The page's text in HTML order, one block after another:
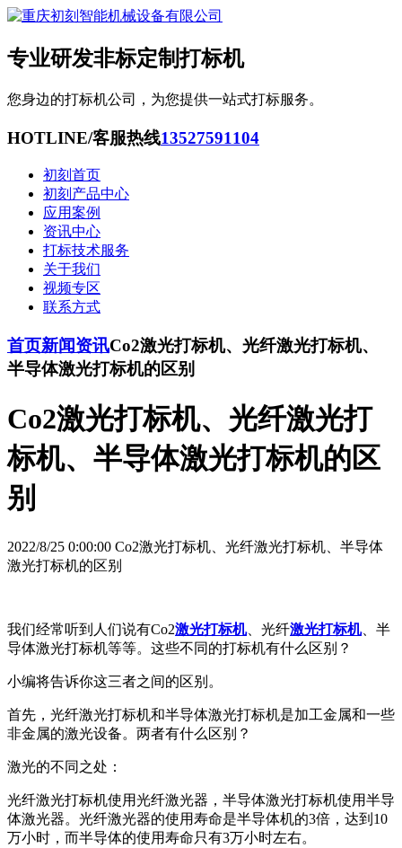
专业研发非标定制打标机
您身边的打标机公司，为您提供一站式打标服务。
HOTLINE/客服热线13527591104
初刻首页
初刻产品中心
应用案例
资讯中心
打标技术服务
关于我们
视频专区
联系方式
首页新闻资讯Co2激光打标机、光纤激光打标机、
半导体激光打标机的区别
Co2激光打标机、光纤激光打
标机、半导体激光打标机的区
别
2022/8/25 0:00:00 Co2激光打标机、光纤激光打标机、半导体
激光打标机的区别
我们经常听到人们说有Co2激光打标机、光纤激光打标机、半
导体激光打标机等等。这些不同的打标机有什么区别？
小编将告诉你这三者之间的区别。
首先，光纤激光打标机和半导体激光打标机是加工金属和一些
非金属的激光设备。两者有什么区别？
激光的不同之处：
光纤激光打标机使用光纤激光器，半导体激光打标机使用半导
体激光器。光纤激光器的使用寿命是半导体机的3倍，达到10
万小时，而半导体的使用寿命只有3万小时左右。